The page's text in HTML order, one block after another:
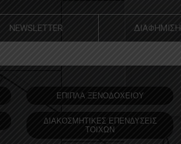
NEWSLETTER ΔΙΑΦΗΜΙΣΗ
ΕΠΙΠΛΑ ΞΕΝΟΔOΧΕΙΟΥ
ΔΙΑΚΟΣΜΗΤΙΚΕΣ ΕΠΕΝΔΥΣΕΙΣ
ΤΟΙΧΩΝ